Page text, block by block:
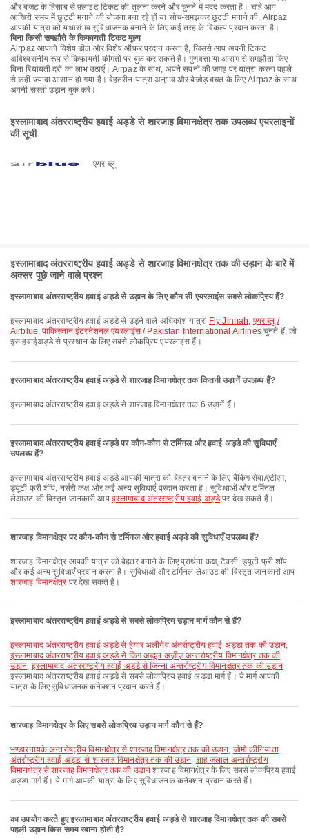
और बजट के हिसाब से फ़्लाइट टिकट की तुलना करने और चुनने में मदद करता है। चाहे आप
आखिरी समय में छुट्टी मनाने की योजना बना रहे हों या सोच-समझकर छुट्टी मनाने की, Airpaz
आपकी यात्रा को यथासंभव सुविधाजनक बनाने के लिए कई तरह के विकल्प प्रदान करता है।
बिना किसी समझौते के किफायती टिकट मूल्य
Airpaz आपको विशेष डील और विशेष ऑफ़र प्रदान करता है, जिससे आप अपनी टिकट
अविश्वसनीय रूप से किफ़ायती कीमतों पर बुक कर सकते हैं। गुणवत्ता या आराम से समझौता किए
बिना रियायती दरों का लाभ उठाएँ। Airpaz के साथ, अपने सपनों की जगह पर यात्रा करना पहले
से कहीं ज़्यादा आसान हो गया है। बेहतरीन यात्रा अनुभव और बेजोड़ बचत के लिए Airpaz के साथ
अपनी सस्ती उड़ान बुक करें।
इस्लामाबाद अंतरराष्ट्रीय हवाई अड्डे से शारजाह विमानक्षेत्र तक उपलब्ध एयरलाइनों
की सूची
एयर ब्लू
इस्लामाबाद अंतरराष्ट्रीय हवाई अड्डे से शारजाह विमानक्षेत्र तक की उड़ान के बारे में
अक्सर पूछे जाने वाले प्रश्न
इस्लामाबाद अंतरराष्ट्रीय हवाई अड्डे से उड़ान के लिए कौन सी एयरलाइंस सबसे लोकप्रिय हैं?
इस्लामाबाद अंतरराष्ट्रीय हवाई अड्डे से उड़ने वाले अधिकांश यात्री Fly Jinnah, एयर ब्लू /
Airblue,पाकिस्तान इंटरनेशनल एयरलाइंस / Pakistan International Airlinesचुनते हैं, जो
इस हवाईअड्डे से प्रस्थान के लिए सबसे लोकप्रिय एयरलाइंस हैं।
इस्लामाबाद अंतरराष्ट्रीय हवाई अड्डे से शारजाह विमानक्षेत्र तक कितनी उड़ानें उपलब्ध हैं?
इस्लामाबाद अंतरराष्ट्रीय हवाई अड्डे से शारजाह विमानक्षेत्र तक 6 उड़ानें हैं।
इस्लामाबाद अंतरराष्ट्रीय हवाई अड्डे पर कौन-कौन से टर्मिनल और हवाई अड्डे की सुविधाएँ
उपलब्ध हैं?
इस्लामाबाद अंतरराष्ट्रीय हवाई अड्डे आपकी यात्रा को बेहतर बनाने के लिए बैंकिंग सेवा/एटीएम,
ड्यूटी फ्री शॉप, नर्सरी कक्ष और कई अन्य सुविधाएँ प्रदान करता है। सुविधाओं और टर्मिनल
लेआउट की विस्तृत जानकारी आप इस्लामाबाद अंतरराष्ट्रीय हवाई अड्डेपर देख सकते हैं।
शारजाह विमानक्षेत्र पर कौन-कौन से टर्मिनल और हवाई अड्डे की सुविधाएँ उपलब्ध हैं?
शारजाह विमानक्षेत्र आपकी यात्रा को बेहतर बनाने के लिए प्रार्थना कक्ष, टैक्सी, ड्यूटी फ्री शॉप
और कई अन्य सुविधाएँ प्रदान करता है। सुविधाओं और टर्मिनल लेआउट की विस्तृत जानकारी आप
शारजाह विमानक्षेत्रपर देख सकते हैं।
इस्लामाबाद अंतरराष्ट्रीय हवाई अड्डे से सबसे लोकप्रिय उड़ान मार्ग कौन से हैं?
इस्लामाबाद अंतरराष्ट्रीय हवाई अड्डे से हेयार अलीयेव अंतर्राष्ट्रीय हवाई अड्डा तक की उड़ान,
इस्लामाबाद अंतरराष्ट्रीय हवाई अड्डे से किंग अब्दुल अज़ीज़ अन्तर्राष्ट्रीय विमानक्षेत्र तक की
उड़ान, इस्लामाबाद अंतरराष्ट्रीय हवाई अड्डे से जिन्ना अन्तर्राष्ट्रीय विमानक्षेत्र तक की उड़ान
इस्लामाबाद अंतरराष्ट्रीय हवाई अड्डे से सबसे लोकप्रिय हवाई अड्डा मार्ग हैं। ये मार्ग आपकी
यात्रा के लिए सुविधाजनक कनेक्शन प्रदान करते हैं।
शारजाह विमानक्षेत्र के लिए सबसे लोकप्रिय उड़ान मार्ग कौन से हैं?
भण्डारनायके अन्तर्राष्ट्रीय विमानक्षेत्र से शारजाह विमानक्षेत्र तक की उड़ान, जोमो कीनियाता
अंतर्राष्ट्रीय हवाई अड्डा से शारजाह विमानक्षेत्र तक की उड़ान, शाह जलाल अन्तर्राष्ट्रीय
विमानक्षेत्र से शारजाह विमानक्षेत्र तक की उड़ान शारजाह विमानक्षेत्र के लिए सबसे लोकप्रिय हवाई
अड्डा मार्ग हैं। ये मार्ग आपकी यात्रा के लिए सुविधाजनक कनेक्शन प्रदान करते हैं।
का उपयोग करते हुए इस्लामाबाद अंतरराष्ट्रीय हवाई अड्डे से शारजाह विमानक्षेत्र तक की सबसे
पहली उड़ान किस समय रवाना होती है?